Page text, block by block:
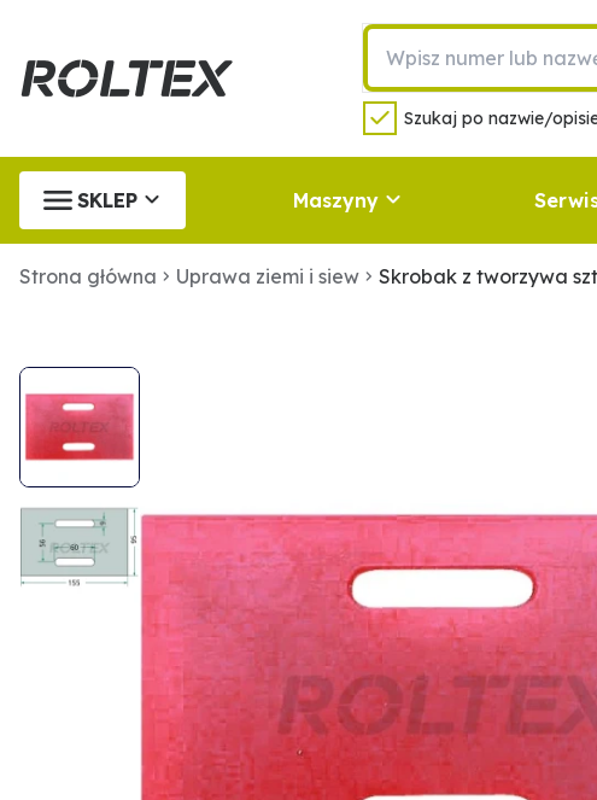
Szukaj po nazwie/
SKLEP Maszyny
Strona główna Uprawa ziemi i siew Skrobak z tworzywa